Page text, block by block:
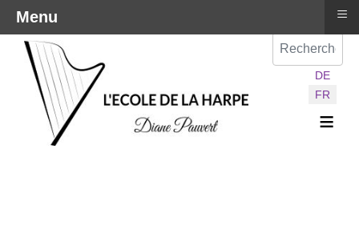
Sélectionnez
DE
FR
≡
Menu ≡